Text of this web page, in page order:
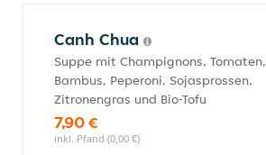
Canh Chua
Suppe mit Champignons, Tomaten,
Bambus, Peperoni, Sojasprossen,
Zitronengras und Bio-Tofu
7,90 €
inkl. Pfand (0,00 €)